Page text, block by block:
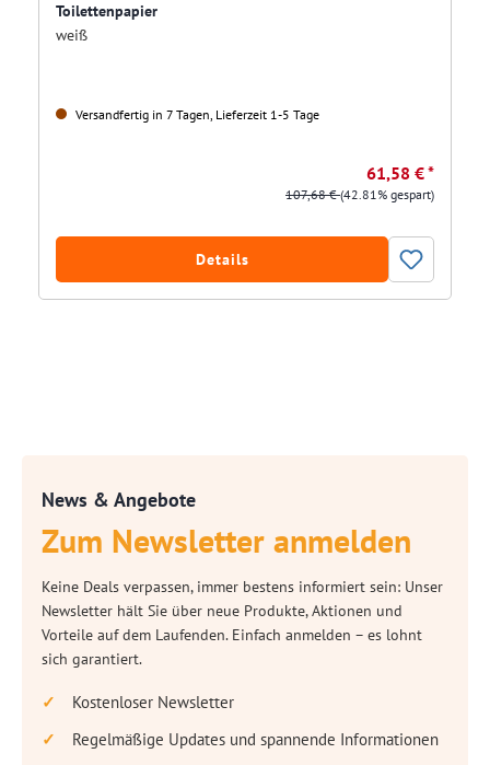
Toilettenpapier
weiß
Versandfertig in 7 Tagen, Lieferzeit 1-5 Tage
61,58 € *
107,68 €(42.81% gespart)
Details
News & Angebote
Zum Newsletter anmelden
Keine Deals verpassen, immer bestens informiert sein: Unser
Newsletter hält Sie über neue Produkte, Aktionen und
Vorteile auf dem Laufenden. Einfach anmelden – es lohnt
sich garantiert.
Kostenloser Newsletter
Regelmäßige Updates und spannende Informationen